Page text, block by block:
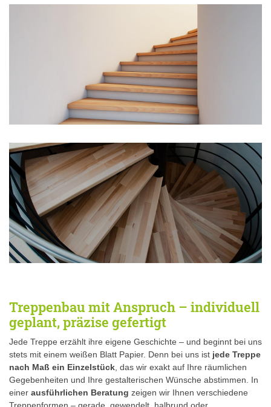
Treppenbau mit Anspruch – individuell
geplant, präzise gefertigt
Jede Treppe erzählt ihre eigene Geschichte – und beginnt bei uns
stets mit einem weißen Blatt Papier. Denn bei uns ist jede Treppe
nach Maß ein Einzelstück , das wir exakt auf Ihre räumlichen
Gegebenheiten und Ihre gestalterischen Wünsche abstimmen. In
einer ausführlichen Beratung zeigen wir Ihnen verschiedene